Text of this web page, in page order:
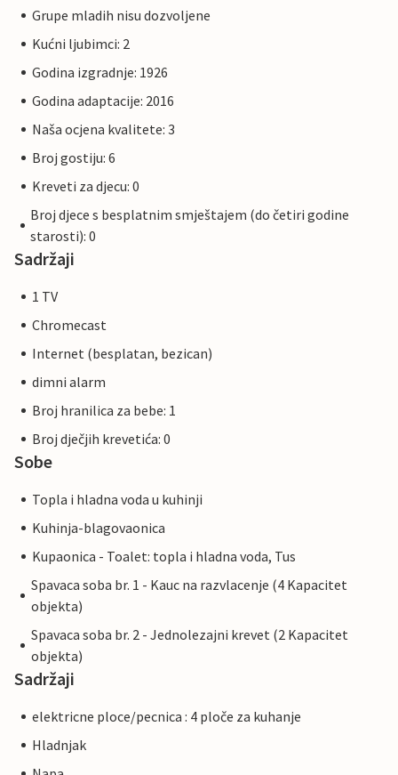
Grupe mladih nisu dozvoljene
Kućni ljubimci: 2
Godina izgradnje: 1926
Godina adaptacije: 2016
Naša ocjena kvalitete: 3
Broj gostiju: 6
Kreveti za djecu: 0
Broj djece s besplatnim smještajem (do četiri godine
starosti): 0
Sadržaji
1 TV
Chromecast
Internet (besplatan, bezican)
dimni alarm
Broj hranilica za bebe: 1
Broj dječjih krevetića: 0
Sobe
Topla i hladna voda u kuhinji
Kuhinja-blagovaonica
Kupaonica - Toalet: topla i hladna voda, Tus
Spavaca soba br. 1 - Kauc na razvlacenje (4 Kapacitet
objekta)
Spavaca soba br. 2 - Jednolezajni krevet (2 Kapacitet
objekta)
Sadržaji
elektricne ploce/pecnica : 4 ploče za kuhanje
Hladnjak